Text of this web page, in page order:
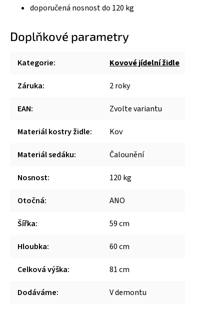
doporučená nosnost do 120 kg
Doplňkové parametry
Kategorie: Kovové jídelní židle
Záruka: 2 roky
EAN: Zvolte variantu
Materiál kostry židle: Kov
Materiál sedáku: Čalounění
Nosnost: 120 kg
Otočná: ANO
Šířka: 59 cm
Hloubka: 60 cm
Celková výška: 81 cm
Dodáváme: V demontu